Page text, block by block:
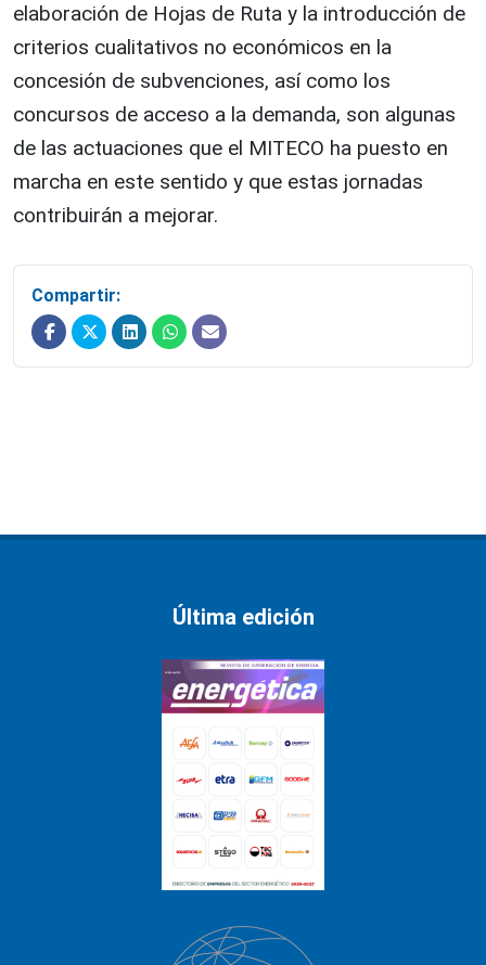
elaboración de Hojas de Ruta y la introducción de
criterios cualitativos no económicos en la
concesión de subvenciones, así como los
concursos de acceso a la demanda, son algunas
de las actuaciones que el MITECO ha puesto en
marcha en este sentido y que estas jornadas
contribuirán a mejorar.
Compartir:
Última edición